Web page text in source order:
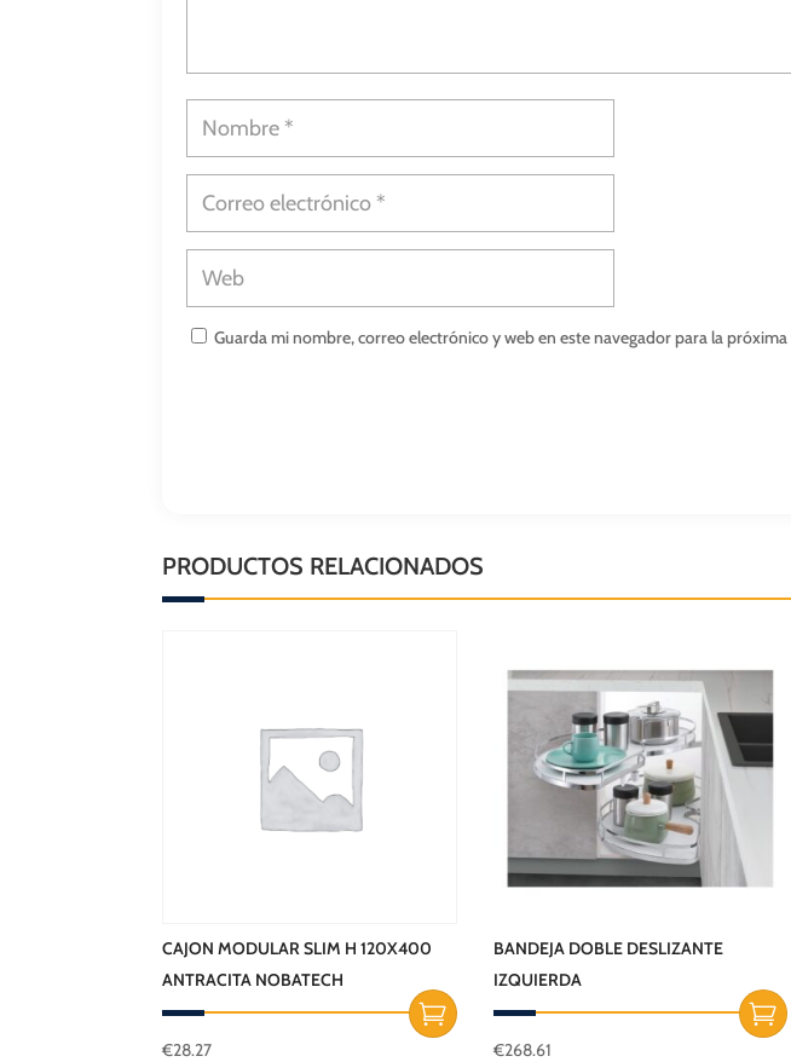
Guarda mi nombre, correo electrónico y web en este navegador para la
PRODUCTOS RELACIONADOS
CAJON MODULAR SLIM H 120X400
ANTRACITA NOBATECH
€28.27
BANDEJA DOBLE DESLIZANTE
IZQUIERDA
€268.61